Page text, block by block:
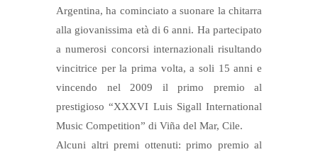
Argentina, ha cominciato a suonare la chitarra
alla giovanissima età di 6 anni. Ha partecipato
a numerosi concorsi internazionali risultando
vincitrice per la prima volta, a soli 15 anni e
vincendo nel 2009 il primo premio al
prestigioso “XXXVI Luis Sigall International
Music Competition” di Viña del Mar, Cile.
Alcuni altri premi ottenuti: primo premio al